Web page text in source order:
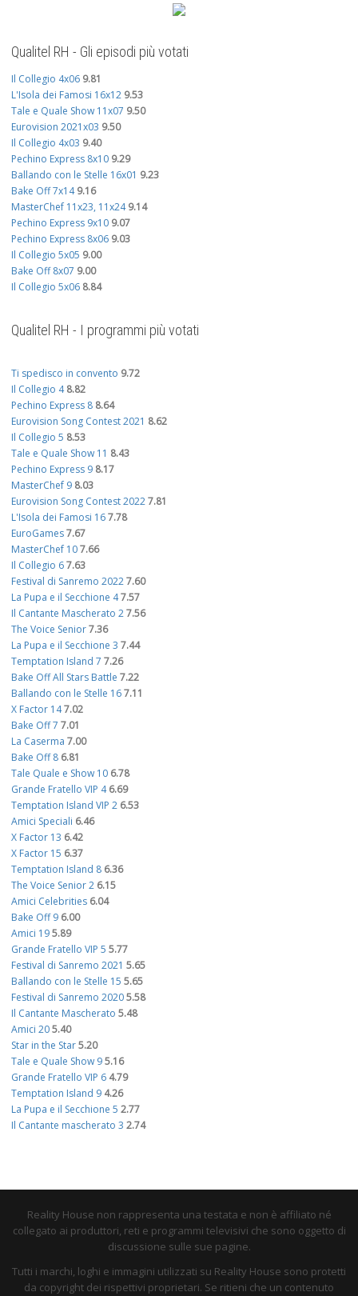
Qualitel RH - Gli episodi più votati
Il Collegio 4x06 9.81
L'Isola dei Famosi 16x12 9.53
Tale e Quale Show 11x07 9.50
Eurovision 2021x03 9.50
Il Collegio 4x03 9.40
Pechino Express 8x10 9.29
Ballando con le Stelle 16x01 9.23
Bake Off 7x14 9.16
MasterChef 11x23, 11x24 9.14
Pechino Express 9x10 9.07
Pechino Express 8x06 9.03
Il Collegio 5x05 9.00
Bake Off 8x07 9.00
Il Collegio 5x06 8.84
Qualitel RH - I programmi più votati
Ti spedisco in convento 9.72
Il Collegio 4 8.82
Pechino Express 8 8.64
Eurovision Song Contest 2021 8.62
Il Collegio 5 8.53
Tale e Quale Show 11 8.43
Pechino Express 9 8.17
MasterChef 9 8.03
Eurovision Song Contest 20227.81
L'Isola dei Famosi 167.78
EuroGames7.67
MasterChef 107.66
Il Collegio 67.63
Festival di Sanremo 20227.60
La Pupa e il Secchione 47.57
Il Cantante Mascherato 27.56
The Voice Senior7.36
La Pupa e il Secchione 3 7.44
Temptation Island 7 7.26
Bake Off All Stars Battle 7.22
Ballando con le Stelle 167.11
X Factor 147.02
Bake Off 7 7.01
La Caserma 7.00
Bake Off 8 6.81
Tale Quale e Show 10 6.78
Grande Fratello VIP 4 6.69
Temptation Island VIP 2 6.53
Amici Speciali 6.46
X Factor 13 6.42
X Factor 15 6.37
Temptation Island 8 6.36
The Voice Senior 2 6.15
Amici Celebrities 6.04
Bake Off 9 6.00
Amici 195.89
Grande Fratello VIP 5 5.77
Festival di Sanremo 2021 5.65
Ballando con le Stelle 15 5.65
Festival di Sanremo 20205.58
Il Cantante Mascherato 5.48
Amici 205.40
Star in the Star5.20
Tale e Quale Show 95.16
Grande Fratello VIP 6 4.79
Temptation Island 9 4.26
La Pupa e il Secchione 5 2.77
Il Cantante mascherato 3 2.74
Reality House non rappresenta una testata e non è affiliato né
collegato ai produttori, reti e programmi televisivi che sono oggetto di
discussione sulle sue pagine.
Tutti i marchi, loghi e immagini utilizzati su Reality House sono protetti
da copyright dei rispettivi proprietari. Se ritieni che un contenuto